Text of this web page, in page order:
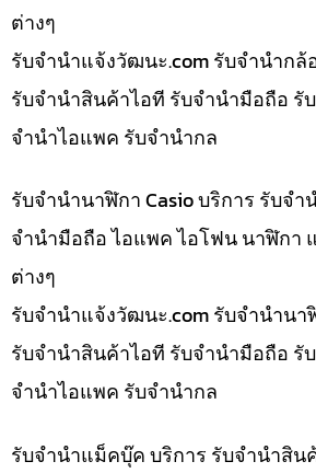
ต่างๆ
รับจํานําแจ้งวัฒนะ.com รับจำนำกล้
รับจำนำสินค้าไอที รับจำนำมือถือ รั
จำนำไอแพค รับจำนำกล
รับจำนำนาฬิกา Casio บริการ รับจ
จำนำมือถือ ไอแพค ไอโฟน นาฬิกา
ต่างๆ
รับจํานําแจ้งวัฒนะ.com รับจำนำนา
รับจำนำสินค้าไอที รับจำนำมือถือ รั
จำนำไอแพค รับจำนำกล
รับจำนำแม็คบุ๊ค บริการ รับจำนำสิน